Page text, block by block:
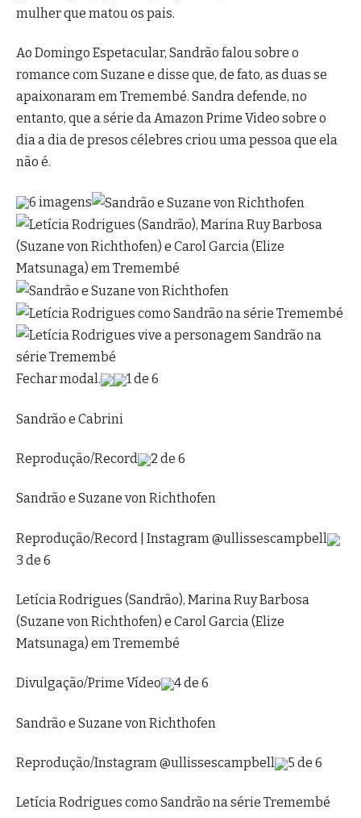
mulher que matou os pais.
Ao Domingo Espetacular, Sandrão falou sobre o
romance com Suzane e disse que, de fato, as duas se
apaixonaram em Tremembé. Sandra defende, no
entanto, que a série da Amazon Prime Video sobre o
dia a dia de presos célebres criou uma pessoa que ela
não é.
6 imagens
Fechar modal. 1 de 6
Sandrão e Cabrini
Reprodução/Record 2 de 6
Sandrão e Suzane von Richthofen
Reprodução/Record | Instagram @ullissescampbell
3 de 6
Letícia Rodrigues (Sandrão), Marina Ruy Barbosa
(Suzane von Richthofen) e Carol Garcia (Elize
Matsunaga) em Tremembé
Divulgação/Prime Vídeo 4 de 6
Sandrão e Suzane von Richthofen
Reprodução/Instagram @ullissescampbell 5 de 6
Letícia Rodrigues como Sandrão na série Tremembé